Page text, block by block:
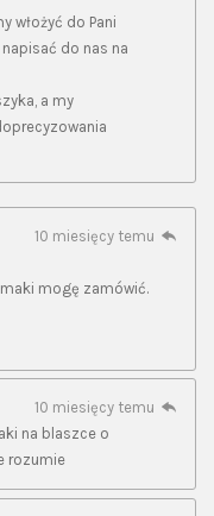
włożyć do Pani
do nas na
a my
10 miesięcy temu
mogę zamówić.
10 miesięcy temu
na blaszce o
rozumie